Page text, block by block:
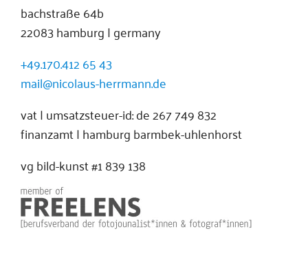
bachstraße 64b
22083 hamburg | germany
+49.170.412 65 43
mail@nicolaus-herrmann.de
vat | umsatzsteuer-id: de 267 749 832
finanzamt | hamburg barmbek-uhlenhorst
vg bild-kunst #1 839 138